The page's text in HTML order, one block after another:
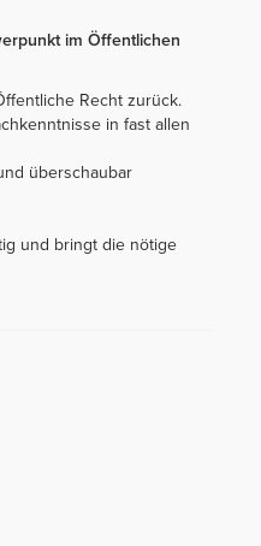
im Öffentlichen
Recht zurück.
in fast allen
überschaubar
und bringt die nötige